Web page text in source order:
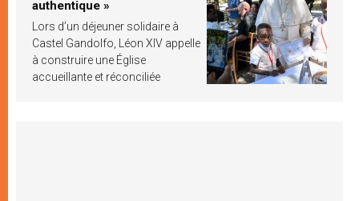
authentique »
Lors d’un déjeuner solidaire à
Castel Gandolfo, Léon XIV appelle
à construire une Église
accueillante et réconciliée